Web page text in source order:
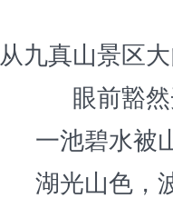
从九真山景区
眼前豁
一池碧水被
湖光山色，